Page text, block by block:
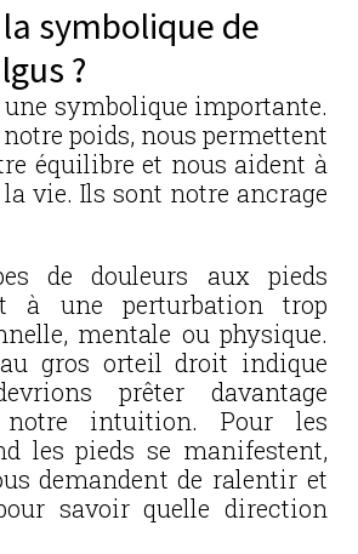
symbolique de
?
une symbolique importante.
poids, nous permettent
équilibre et nous aident à
vie. Ils sont notre ancrage
de douleurs aux pieds
à une perturbation trop
mentale ou physique.
gros orteil droit indique
prêter davantage
intuition. Pour les
les pieds se manifestent,
demandent de ralentir et
savoir quelle direction